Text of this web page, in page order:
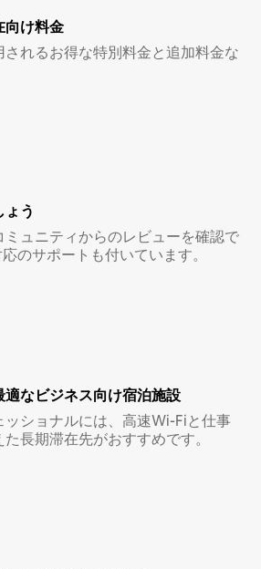
向け料金
れるお得な特別料金と追加料金な
う
ュニティからのレビューを確認で
のサポートも付いています。
なビ⁠ジ⁠ネ⁠ス⁠向⁠け宿⁠泊⁠施⁠設
ッショナルには、高速Wi-Fiと仕事
長期滞在先がおすすめです。